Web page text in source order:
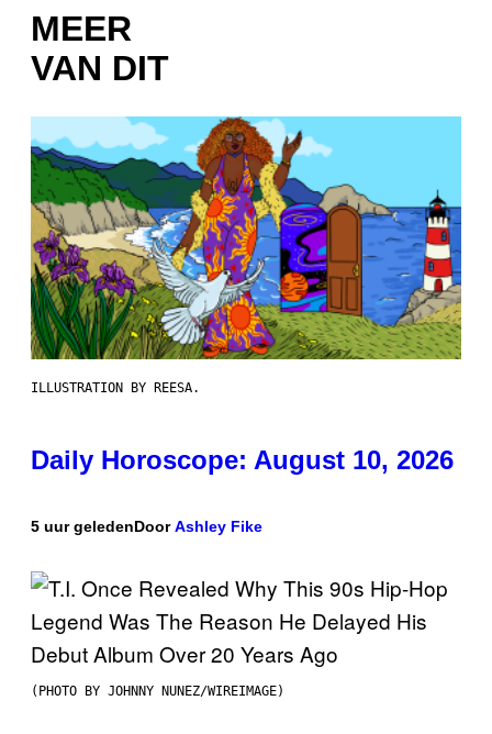
MEER
VAN DIT
ILLUSTRATION BY REESA.
Daily Horoscope: August 10, 2026
5 uur geledenDoorAshley Fike
(PHOTO BY JOHNNY NUNEZ/WIREIMAGE)